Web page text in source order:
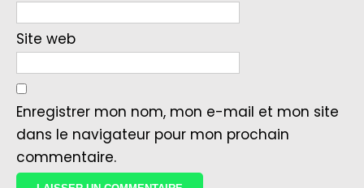
Site web
Enregistrer mon nom, mon e-mail et mon site
dans le navigateur pour mon prochain
commentaire.